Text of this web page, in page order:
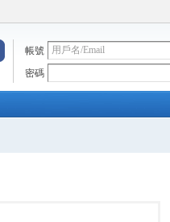
帳號
密碼